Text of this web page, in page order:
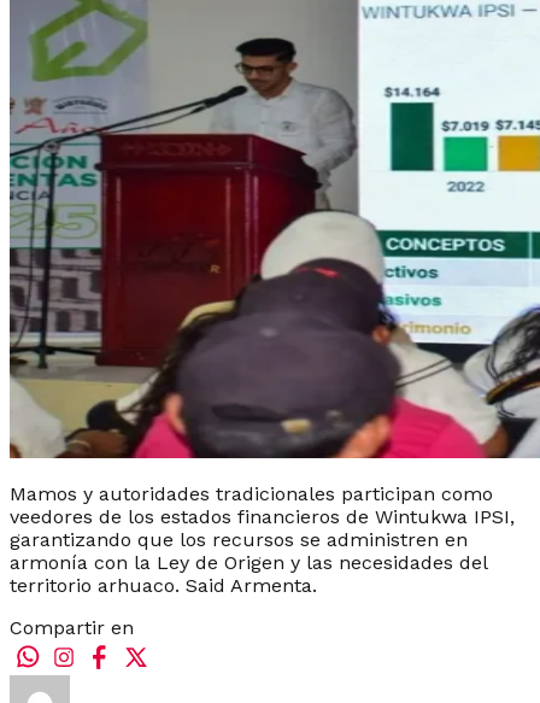
Mamos y autoridades tradicionales participan como
veedores de los estados financieros de Wintukwa IPSI,
garantizando que los recursos se administren en
armonía con la Ley de Origen y las necesidades del
territorio arhuaco. Said Armenta.
Compartir en